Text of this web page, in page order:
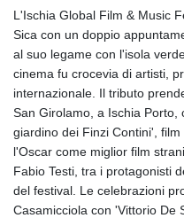
L'Ischia Global Film & Music
Sica con un doppio
al suo legame con l'isola
cinema fu crocevia di artisti,
internazionale. Il tributo
San Girolamo, a Ischia
giardino dei Finzi Contini',
l'Oscar come miglior film
Fabio Testi, tra i protagonisti
del festival. Le celebrazioni
Casamicciola con 'Vittorio De